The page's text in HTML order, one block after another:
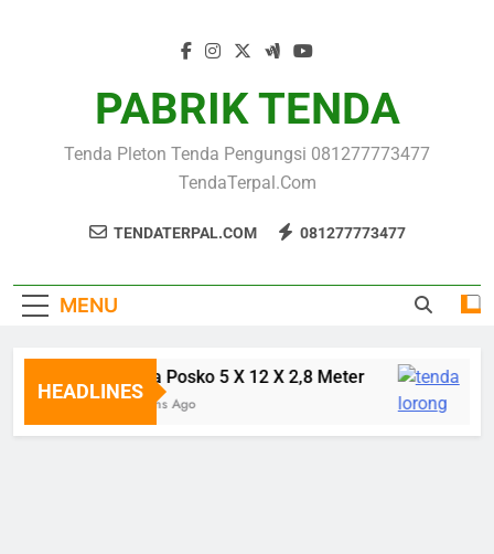
PABRIK TENDA
Tenda Pleton Tenda Pengungsi 081277773477
TendaTerpal.com
TENDATERPAL.COM 081277773477
MENU
HEADLINES
Tenda Posko 5 X 12 X 2,8 Meter
8 Months Ago